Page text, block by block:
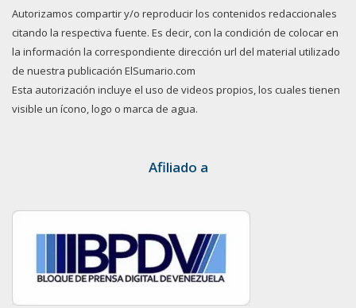
Autorizamos compartir y/o reproducir los contenidos redaccionales
citando la respectiva fuente. Es decir, con la condición de colocar en
la información la correspondiente dirección url del material utilizado
de nuestra publicación ElSumario.com
Esta autorización incluye el uso de videos propios, los cuales tienen
visible un ícono, logo o marca de agua.
Afiliado a